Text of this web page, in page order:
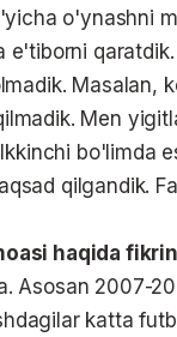
o'ynashni
e'tiborni
Masalan,
Men
bo'limda
qilgandik.
haqida
Asosan 2007-
katta